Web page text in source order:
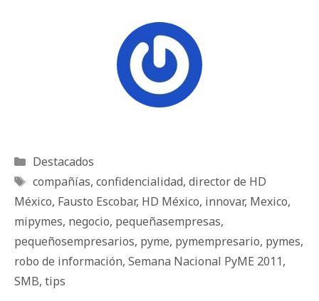
Categorías
Destacados
Etiquetas
compañías, confidencialidad, director de HD
México, Fausto Escobar, HD México, innovar, Mexico,
mipymes, negocio, pequeñasempresas,
pequeñosempresarios, pyme, pymempresario, pymes,
robo de información, Semana Nacional PyME 2011,
SMB, tips